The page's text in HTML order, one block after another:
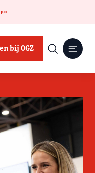
bij OGZ